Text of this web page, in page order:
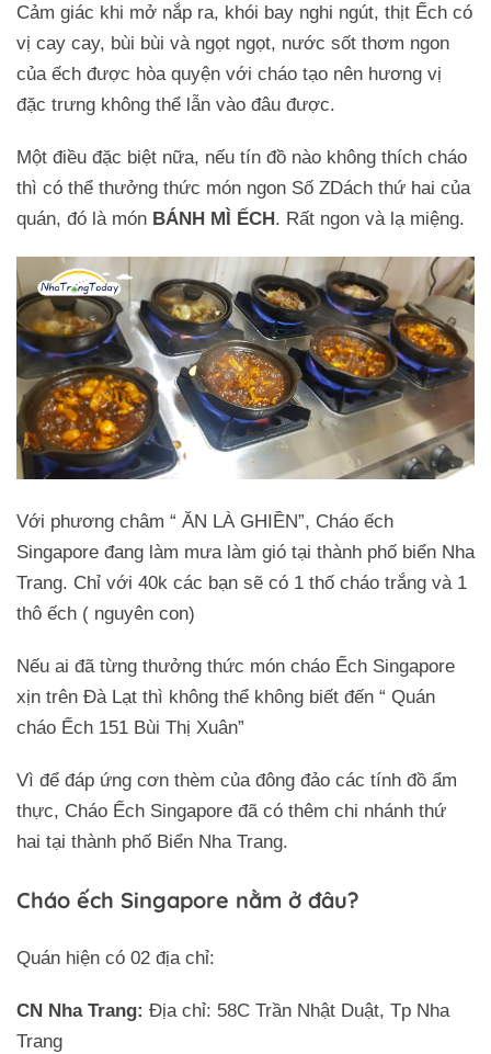
Cảm giác khi mở nắp ra, khói bay nghi ngút, thịt Ếch có
vị cay cay, bùi bùi và ngọt ngọt, nước sốt thơm ngon
của ếch được hòa quyện với cháo tạo nên hương vị
đặc trưng không thể lẫn vào đâu được.
Một điều đặc biệt nữa, nếu tín đồ nào không thích cháo
thì có thể thưởng thức món ngon Số ZDách thứ hai của
quán, đó là món BÁNH MÌ ẾCH. Rất ngon và lạ miệng.
Với phương châm “ ĂN LÀ GHIỀN”, Cháo ếch
Singapore đang làm mưa làm gió tại thành phố biển Nha
Trang. Chỉ với 40k các bạn sẽ có 1 thố cháo trắng và 1
thô ếch ( nguyên con)
Nếu ai đã từng thưởng thức món cháo Ếch Singapore
xịn trên Đà Lạt thì không thể không biết đến “ Quán
cháo Ếch 151 Bùi Thị Xuân”
Vì để đáp ứng cơn thèm của đông đảo các tính đồ ẩm
thực, Cháo Ếch Singapore đã có thêm chi nhánh thứ
hai tại thành phố Biển Nha Trang.
Cháo ếch Singapore nằm ở đâu?
Quán hiện có 02 địa chỉ:
CN Nha Trang: Địa chỉ: 58C Trần Nhật Duật, Tp Nha
Trang